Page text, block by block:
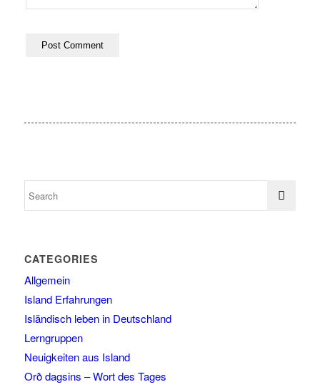
CATEGORIES
Allgemein
Island Erfahrungen
Isländisch leben in Deutschland
Lerngruppen
Neuigkeiten aus Island
Orð dagsins – Wort des Tages